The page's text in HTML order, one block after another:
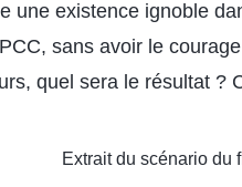
une existence ignoble
sans avoir le
quel sera le résultat ?
Extrait du scénario du